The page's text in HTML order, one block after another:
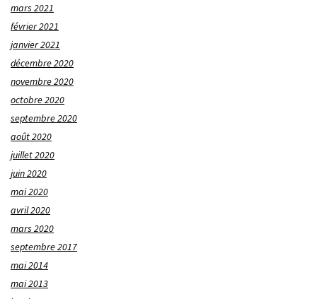
mars 2021
février 2021
janvier 2021
décembre 2020
novembre 2020
octobre 2020
septembre 2020
août 2020
juillet 2020
juin 2020
mai 2020
avril 2020
mars 2020
septembre 2017
mai 2014
mai 2013